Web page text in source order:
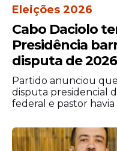
permanece em
alimentando
o assunto entre
comentados
acompanham o
Eleições 2026
Cabo Daciolo
Presidência
disputa de 2026
Partido anunciou
disputa presidencial
federal e pastor